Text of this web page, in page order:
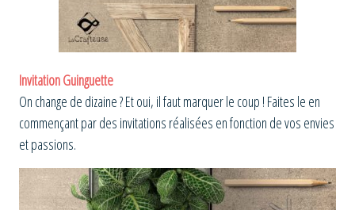
Invitation Guinguette
On change de dizaine ? Et oui, il faut marquer le coup ! Faites le en
commençant par des invitations réalisées en fonction de vos envies
et passions.